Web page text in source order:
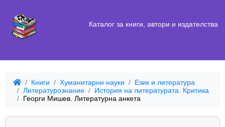
Каталог за книги, автори и издателства
Книги Хуманитарни науки
Език и литература
Литературознание
История на литературата. Критика
Георги Мишев. Литературна анкета